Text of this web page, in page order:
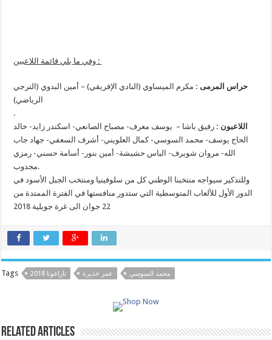
وفي ما يلي قائمة اللاعبين :
حراس المرمى :مكرم الميساوي (النادي الإفريقي) – أمين البدوي (الترجي
الرياضي)
.
اللاعبون : رفيق باشا – يوسف معرف- مصباح الصانعي- اسكندر زايد- خالد
الحاج يوسف- محمد السوسي- كمال العلويني- أشرف السعفي- جهاد جاب
الله- مروان شويرف- الياس حشيشة- أمين بنور- أسامة حسني- رمزي
مجدوب.
وللتذكير سيواجه منتخبنا الوطني كل من سلوفينيا ومنتخب الجبل الأسود في
الدور الأول للألعاب المتوسطية التي ستدور منافستها في الفترة الممتدة من
22 جوان الى غرة جويلية 2018
Tags تاراغونا 2018 عمر خذيرة محمد السوسي
Related Articles